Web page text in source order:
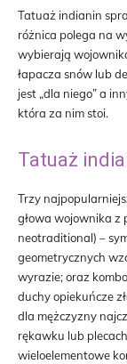
Tatuaż indianin
różnica polega na
wybierają
łapacza snów lub
jest „dla niego” a
która za nim stoi.
Tatuaż
Trzy
głowa wojownika z
neotraditional) –
geometrycznych
wyrazie; oraz
duchy opiekuńcze
dla mężczyzny
rękawku lub
wieloelementowe